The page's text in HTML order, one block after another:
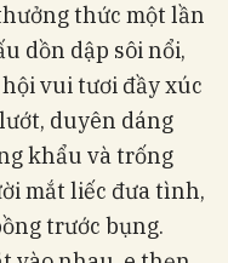
thức một lần
dồn dập sôi nổi,
vui tươi đầy xúc
duyên dáng
khẩu và trống
mắt liếc đưa tình,
trước bụng.